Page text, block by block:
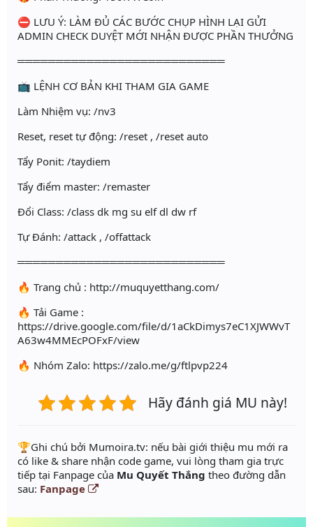
⛔ LƯU Ý: LÀM ĐỦ CÁC BƯỚC CHỤP HÌNH LẠI GỬI
ADMIN CHECK DUYỆT MỚI NHẬN ĐƯỢC PHẦN THƯỞNG
═══════════════════════════
📺 LỆNH CƠ BẢN KHI THAM GIA GAME
Làm Nhiệm vụ: /nv3
Reset, reset tự động: /reset , /reset auto
Tẩy Ponit: /taydiem
Tẩy điểm master: /remaster
Đổi Class: /class dk mg su elf dl dw rf
Tự Đánh: /attack , /offattack
═══════════════════════════
🔥 Trang chủ : http://muquyetthang.com/
🔥 Tải Game :
https://drive.google.com/file/d/1aCkDimys7eC1XJWWvT
A63w4MMEcPOFxF/view
🔥 Nhóm Zalo: https://zalo.me/g/ftlpvp224
Hãy đánh giá MU này!
️🏆Ghi chú bởi Mumoira.tv: nếu bài giới thiệu mu mới ra
có like & share nhận code game, vui lòng tham gia trực
tiếp tại Fanpage của Mu Quyết Thắng theo đường dẫn
sau: Fanpage